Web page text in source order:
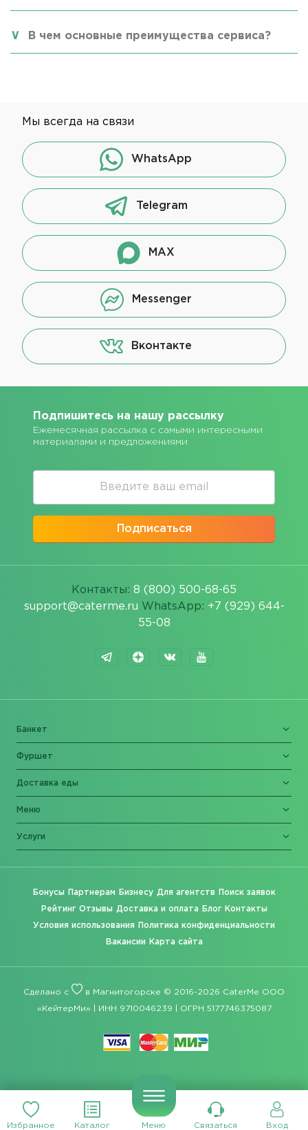
Избранное Каталог Меню Связаться Вход
В чем основные преимущества сервиса?
Мы всегда на связи
WhatsApp
Telegram
MAX
Messenger
Вконтакте
Подпишитесь на нашу рассылку
Ежемесячная рассылка с самыми интересными
материалами и предложениями
Подписаться
Контакты: 8 (800) 500-68-65
support@caterme.ru WhatsApp: +7 (929) 644-
55-08
Банкет
Фуршет
Доставка еды
Меню
Услуги
Бонусы Партнерам Бизнесу Для агентств Поиск заявок
Рейтинг Отзывы Доставка и оплата Блог Контакты
Условия использования Политика конфиденциальности
Вакансии Карта сайта
Сделано с в Магнитогорске © 2016-2026 CaterMe ООО
«КейтерМи» | ИНН 9710046239 | ОГРН 5177746375087